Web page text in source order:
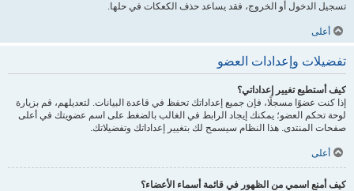
تسجيل الدخول أو الخروج، فقد يساعد حذف الكعكات في حلها.
أعلى
تفضيلات وإعدادات العضو
كيف أستطيع تغيير إعداداتي؟
إذا كنت عضوًا مسجلًا، فإن جميع إعداداتك تحفظ في قاعدة البيانات. لتعديلهم، قم بزيارة
لوحة تحكم العضو؛ يمكنك إيجاد الرابط في الغالب بالضغط على اسم عضويتك في أعلى
صفحات المنتدى. هذا النظام سيسمح لك بتغيير إعداداتك وتفضيلاتك.
أعلى
كيف أمنع اسمي من الظهور في قائمة أسماء الأعضاء؟